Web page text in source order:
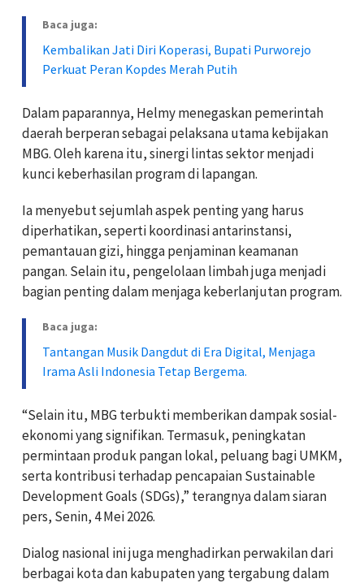
Baca juga:
Kembalikan Jati Diri Koperasi, Bupati Purworejo
Perkuat Peran Kopdes Merah Putih
Dalam paparannya, Helmy menegaskan pemerintah
daerah berperan sebagai pelaksana utama kebijakan
MBG. Oleh karena itu, sinergi lintas sektor menjadi
kunci keberhasilan program di lapangan.
Ia menyebut sejumlah aspek penting yang harus
diperhatikan, seperti koordinasi antarinstansi,
pemantauan gizi, hingga penjaminan keamanan
pangan. Selain itu, pengelolaan limbah juga menjadi
bagian penting dalam menjaga keberlanjutan program.
Baca juga:
Tantangan Musik Dangdut di Era Digital, Menjaga
Irama Asli Indonesia Tetap Bergema.
“Selain itu, MBG terbukti memberikan dampak sosial-
ekonomi yang signifikan. Termasuk, peningkatan
permintaan produk pangan lokal, peluang bagi UMKM,
serta kontribusi terhadap pencapaian Sustainable
Development Goals (SDGs),” terangnya dalam siaran
pers, Senin, 4 Mei 2026.
Dialog nasional ini juga menghadirkan perwakilan dari
berbagai kota dan kabupaten yang tergabung dalam